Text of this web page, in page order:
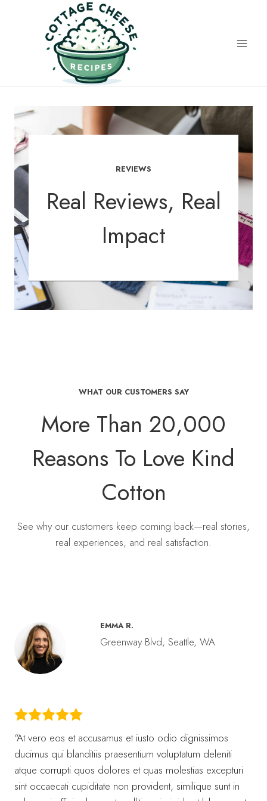
REVIEWS
Real Reviews, Real
Impact
WHAT OUR CUSTOMERS SAY
More Than 20,000
Reasons To Love Kind
Cotton
See why our customers keep coming back—real stories,
real experiences, and real satisfaction.
EMMA R.
Greenway Blvd, Seattle, WA
“At vero eos et accusamus et iusto odio dignissimos
ducimus qui blanditiis praesentium voluptatum deleniti
atque corrupti quos dolores et quas molestias excepturi
sint occaecati cupiditate non provident, similique sunt in